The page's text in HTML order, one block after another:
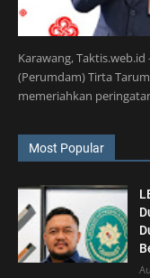
Karawang,
(Perumdam) Tirta
memeriahkan
Most Popular